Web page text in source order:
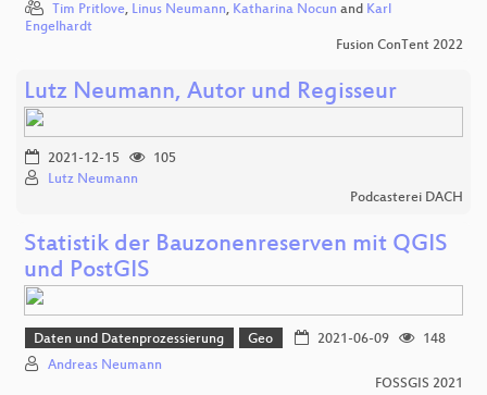
Tim Pritlove, Linus Neumann, Katharina Nocun and Karl
Engelhardt
Fusion ConTent 2022
Lutz Neumann, Autor und Regisseur
2021-12-15
105
Lutz Neumann
Podcasterei DACH
Statistik der Bauzonenreserven mit QGIS
und PostGIS
Daten und Datenprozessierung Geo 2021-06-09
148
Andreas Neumann
FOSSGIS 2021